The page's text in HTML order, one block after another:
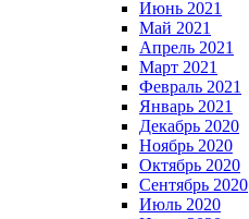
Июнь 2021
Май 2021
Апрель 2021
Март 2021
Февраль 2021
Январь 2021
Декабрь 2020
Ноябрь 2020
Октябрь 2020
Сентябрь 2020
Июль 2020